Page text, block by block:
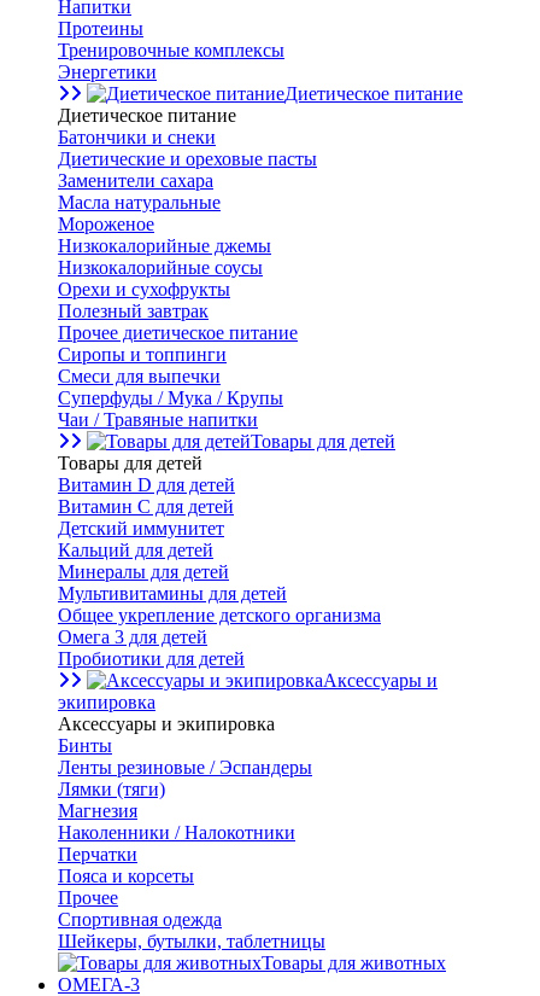
Напитки
Протеины
Тренировочные комплексы
Энергетики
Диетическое питание
Диетическое питание
Батончики и снеки
Диетические и ореховые пасты
Заменители сахара
Масла натуральные
Мороженое
Низкокалорийные джемы
Низкокалорийные соусы
Орехи и сухофрукты
Полезный завтрак
Прочее диетическое питание
Сиропы и топпинги
Смеси для выпечки
Суперфуды / Мука / Крупы
Чаи / Травяные напитки
Товары для детей
Товары для детей
Витамин D для детей
Витамин С для детей
Детский иммунитет
Кальций для детей
Минералы для детей
Мультивитамины для детей
Общее укрепление детского организма
Омега 3 для детей
Пробиотики для детей
Аксессуары и
экипировка
Аксессуары и экипировка
Бинты
Ленты резиновые / Эспандеры
Лямки (тяги)
Магнезия
Наколенники / Налокотники
Перчатки
Пояса и корсеты
Прочее
Спортивная одежда
Шейкеры, бутылки, таблетницы
Товары для животных
ОМЕГА-3